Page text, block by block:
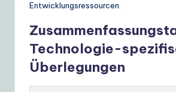
Entwicklungsressourcen.
Technologie-
Überlegungen